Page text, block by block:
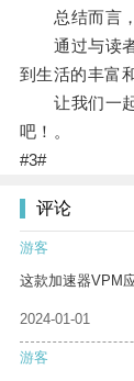
总结而言，
通过与读者
到生活的丰富
让我们一起
吧！。
#3#
评论
游客
这款加速器VPM
2024-01-01
游客